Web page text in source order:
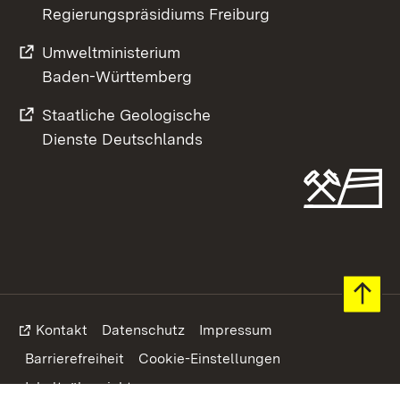
Regierungspräsidiums Freiburg
Umweltministerium
Baden-Württemberg
Staatliche Geologische
Dienste Deutschlands
Footer
Kontakt Datenschutz
Impressum
Barrierefreiheit
Cookie-Einstellungen
Inhaltsübersicht